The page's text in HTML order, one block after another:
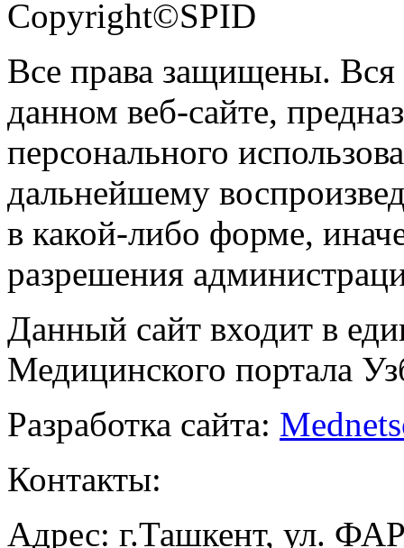
Copyright©SPID
Все права защищены.
данном веб-сайте,
персонального
дальнейшему
в какой-либо форме,
разрешения
Данный сайт входит в
Медицинского портала
Разработка сайта:
Контакты:
Адрес: г.Ташкент, ул.